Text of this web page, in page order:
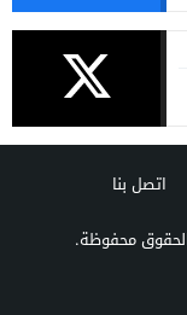
اتصل بنا